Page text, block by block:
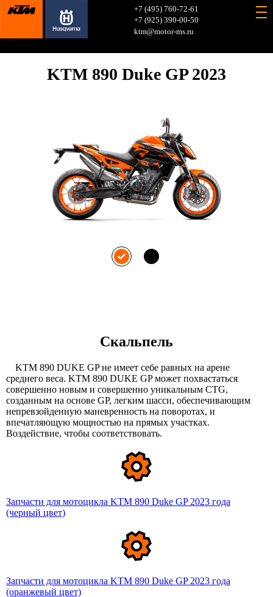
+7 (495) 760-72-61
+7 (925) 390-00-50
ktm@motor-ms.ru
KTM 890 Duke GP 2023
Скальпель
KTM 890 DUKE GP не имеет себе равных на арене
среднего веса. KTM 890 DUKE GP может похвастаться
совершенно новым и совершенно уникальным CTG,
созданным на основе GP, легким шасси, обеспечивающим
непревзойденную маневренность на поворотах, и
впечатляющую мощностью на прямых участках.
Воздействие, чтобы соответствовать.
Запчасти для мотоцикла KTM 890 Duke GP 2023 года
(черный цвет)
Запчасти для мотоцикла KTM 890 Duke GP 2023 года
(оранжевый цвет)